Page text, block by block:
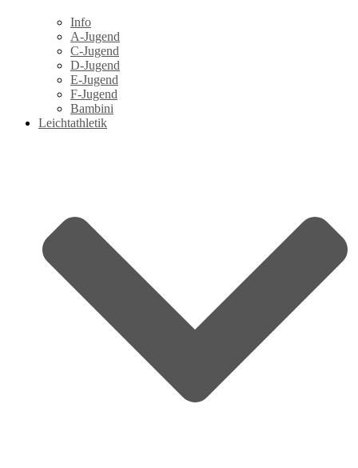
Info
A-Jugend
C-Jugend
D-Jugend
E-Jugend
F-Jugend
Bambini
Leichtathletik